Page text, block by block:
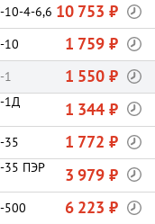
10-4-6,6 10 753 ₽
10 1 759 ₽
1 1 550 ₽
1Д
1 344 ₽
35 1 772 ₽
35 ПЭР
3 979 ₽
500 6 223 ₽